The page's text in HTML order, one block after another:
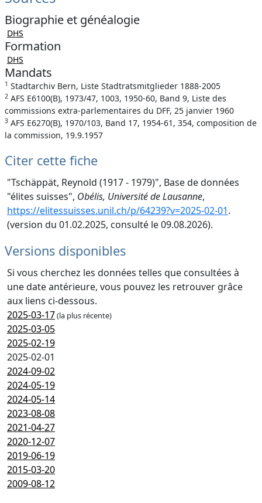
Biographie et généalogie
DHS
Formation
DHS
Mandats
1 Stadtarchiv Bern, Liste Stadtratsmitglieder 1888-2005
2 AFS E6100(B), 1973/47, 1003, 1950-60, Band 9, Liste des
commissions extra-parlementaires du DFF, 25 janvier 1960
3 AFS E6270(B), 1970/103, Band 17, 1954-61, 354, composition de
la commission, 19.9.1957
Citer cette fiche
"Tschäppät, Reynold (1917 - 1979)", Base de données
"élites suisses", Obélis, Université de Lausanne,
https://elitessuisses.unil.ch/p/64239?v=2025-02-01.
(version du 01.02.2025, consulté le 09.08.2026).
Versions disponibles
Si vous cherchez les données telles que consultées à
une date antérieure, vous pouvez les retrouver grâce
aux liens ci-dessous.
2025-03-17(la plus récente)
2025-03-05
2025-02-19
2025-02-01
2024-09-02
2024-05-19
2024-05-14
2023-08-08
2021-04-27
2020-12-07
2019-06-19
2015-03-20
2009-08-12